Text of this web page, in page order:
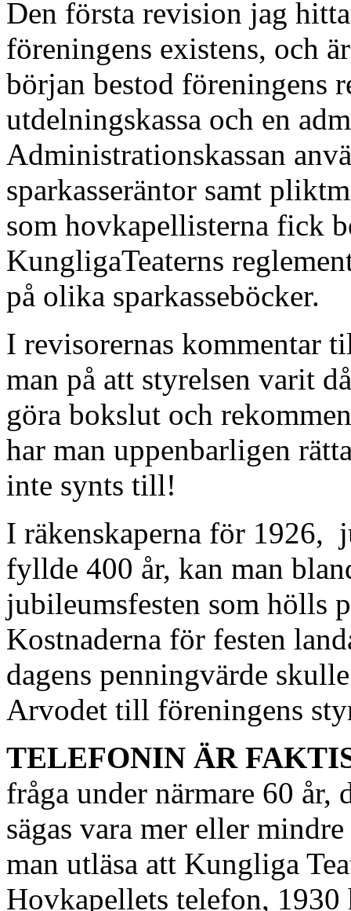
Den första revision jag
föreningens existens, och
början bestod föreningens
utdelningskassa och en
Administrationskassan
sparkasseräntor samt
som hovkapellisterna fick
KungligaTeaterns
på olika sparkasseböcker.
I revisorernas kommentar
man på att styrelsen varit
göra bokslut och
har man uppenbarligen
inte synts till!
I räkenskaperna för 1926,
fyllde 400 år, kan man
jubileumsfesten som hölls
Kostnaderna för festen
dagens penningvärde
Arvodet till föreningens
TELEFONIN ÄR
fråga under närmare 60 år,
sägas vara mer eller
man utläsa att Kungliga
Hovkapellets telefon,